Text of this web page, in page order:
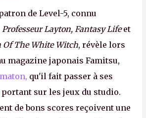
de Level-5, connu
Professeur Layton, Fantasy Lifeet
Of The White Witch, révèle lors
magazine japonais Famitsu,
qu'il fait passer à ses
sur les jeux du studio.
de bons scores reçoivent une